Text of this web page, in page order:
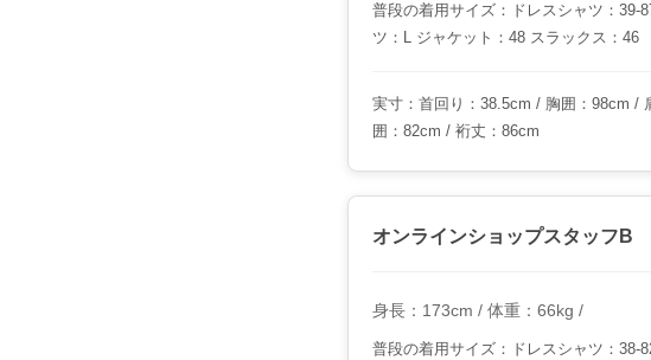
普段の着用サイズ：ドレスシャツ：39-
ツ：L ジャケット：48 スラックス：46
実寸：首回り：38.5cm / 胸囲：98cm /
囲：82cm / 裄丈：86cm
オンラインショップスタッフB
身長：173cm / 体重：66kg /
普段の着用サイズ：ドレスシャツ：38-